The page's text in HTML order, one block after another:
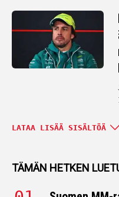
LATAA LISÄÄ SISÄLTÖÄ
TÄMÄN HETKEN